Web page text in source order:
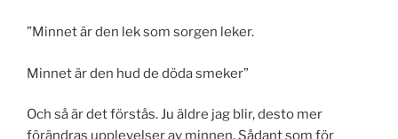
”Minnet är den lek som sorgen leker.
Minnet är den hud de döda smeker”
Och så är det förstås. Ju äldre jag blir, desto mer
förändras upplevelser av minnen. Sådant som för